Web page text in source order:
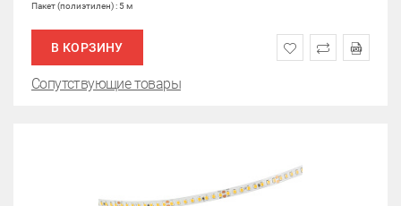
Пакет (полиэтилен) : 5 м
В КОРЗИНУ
Сопутствующие товары